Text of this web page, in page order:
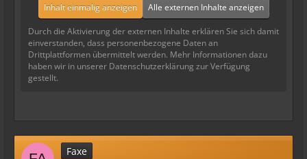
Inhalt einmalig anzeigen Alle externen Inhalte anzeigen
Durch die Aktivierung der externen Inhalte erklären Sie sich damit
einverstanden, dass personenbezogene Daten an
Drittplattformen übermittelt werden. Mehr Informationen dazu
haben wir in unserer Datenschutzerklärung zur Verfügung
gestellt.
Faxe